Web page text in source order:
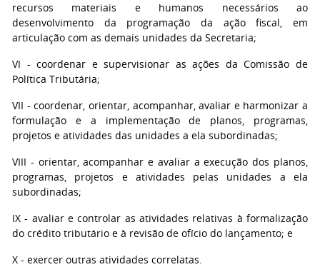
recursos materiais e humanos necessários ao
desenvolvimento da programação da ação fiscal, em
articulação com as demais unidades da Secretaria;
VI - coordenar e supervisionar as ações da Comissão de
Política Tributária;
VII - coordenar, orientar, acompanhar, avaliar e harmonizar a
formulação e a implementação de planos, programas,
projetos e atividades das unidades a ela subordinadas;
VIII - orientar, acompanhar e avaliar a execução dos planos,
programas, projetos e atividades pelas unidades a ela
subordinadas;
IX - avaliar e controlar as atividades relativas à formalização
do crédito tributário e à revisão de ofício do lançamento; e
X - exercer outras atividades correlatas.